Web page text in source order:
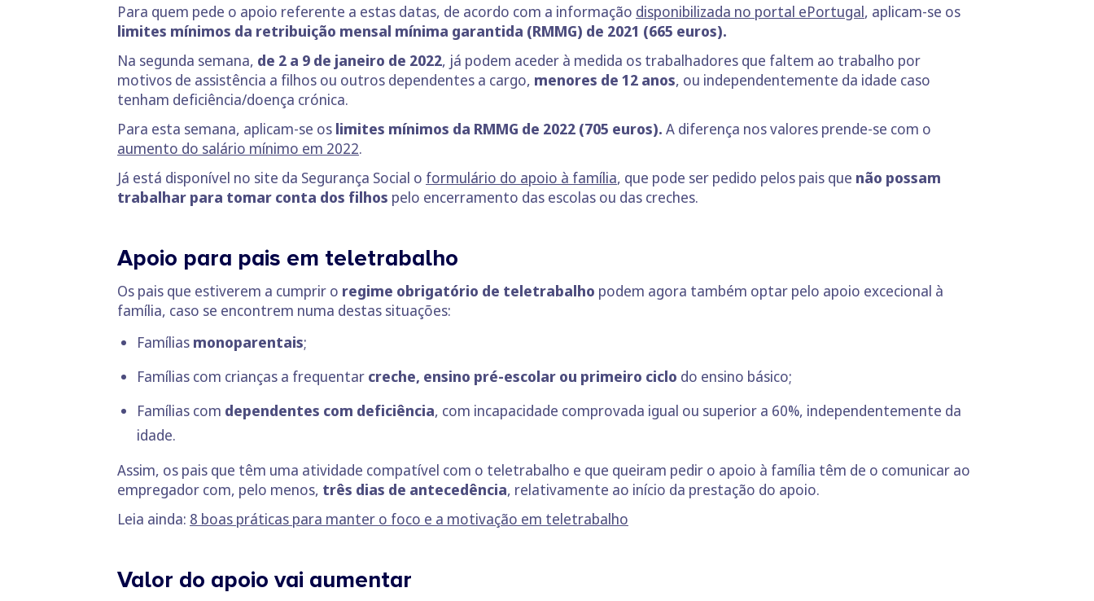
Para quem pede o apoio referente a estas datas, de acordo com a informação disponibilizada no portal ePortugal, aplicam-se os
limites mínimos da retribuição mensal mínima garantida (RMMG) de 2021 (665 euros).
Na segunda semana, de 2 a 9 de janeiro de 2022, já podem aceder à medida os trabalhadores que faltem ao trabalho por
motivos de assistência a filhos ou outros dependentes a cargo, menores de 12 anos, ou independentemente da idade caso
tenham deficiência/doença crónica.
Para esta semana, aplicam-se os limites mínimos da RMMG de 2022 (705 euros). A diferença nos valores prende-se com o
aumento do salário mínimo em 2022.
Já está disponível no site da Segurança Social o formulário do apoio à família, que pode ser pedido pelos pais que não possam
trabalhar para tomar conta dos filhos pelo encerramento das escolas ou das creches.
Apoio para pais em teletrabalho
Os pais que estiverem a cumprir o regime obrigatório de teletrabalho podem agora também optar pelo apoio excecional à
família, caso se encontrem numa destas situações:
Famílias monoparentais;
Famílias com crianças a frequentar creche, ensino pré-escolar ou primeiro ciclo do ensino básico;
Famílias com dependentes com deficiência, com incapacidade comprovada igual ou superior a 60%, independentemente da
idade.
Assim, os pais que têm uma atividade compatível com o teletrabalho e que queiram pedir o apoio à família têm de o comunicar ao
empregador com, pelo menos, três dias de antecedência, relativamente ao início da prestação do apoio.
Leia ainda: 8 boas práticas para manter o foco e a motivação em teletrabalho
Valor do apoio vai aumentar